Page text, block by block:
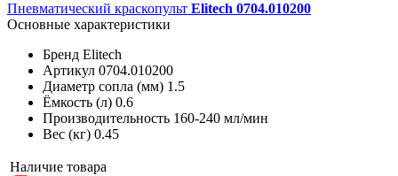
Пневматический краскопульт Elitech 0704.010200
Основные характеристики
Бренд Elitech
Артикул 0704.010200
Диаметр сопла (мм) 1.5
Ёмкость (л) 0.6
Производительность 160-240 мл/мин
Вес (кг) 0.45
Наличие товара